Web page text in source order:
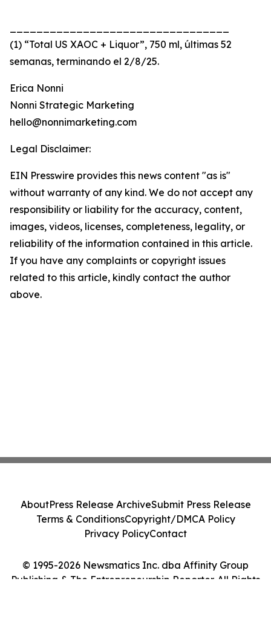
(1) “Total US XAOC + Liquor”, 750 ml, últimas 52
semanas, terminando el 2/8/25.
Erica Nonni
Nonni Strategic Marketing
hello@nonnimarketing.com
Legal Disclaimer:
EIN Presswire provides this news content "as is"
without warranty of any kind. We do not accept any
responsibility or liability for the accuracy, content,
images, videos, licenses, completeness, legality, or
reliability of the information contained in this article.
If you have any complaints or copyright issues
related to this article, kindly contact the author
above.
© 1995-2026 Newsmatics Inc. dba Affinity Group
Publishing & The Entrepreneurship Reporter. All Rights
AboutPress Release ArchiveSubmit Press Release
Terms & ConditionsCopyright/DMCA Policy
Privacy PolicyContact